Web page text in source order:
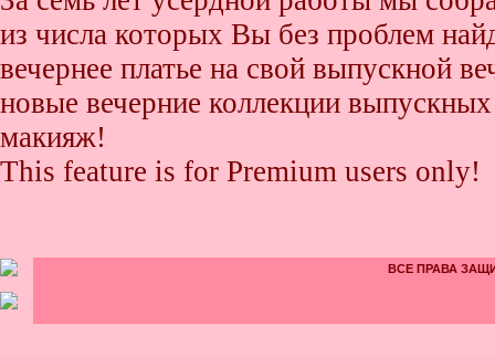
из числа которых Вы без проблем
вечернее платье на свой выпускной
новые вечерние коллекции
макияж!
This feature is for Premium users only!
ВСЕ ПРАВА